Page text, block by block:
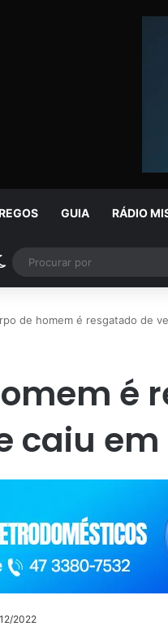
GUIA RÁDIO
Switch skin
de homem é resgatado de
é
caiu em
2022